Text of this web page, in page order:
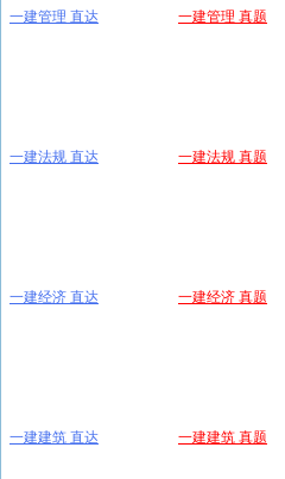
一建管理 直达 一建管理 真题
一建法规 直达 一建法规 真题
一建经济 直达 一建经济 真题
一建建筑 直达 一建建筑 真题